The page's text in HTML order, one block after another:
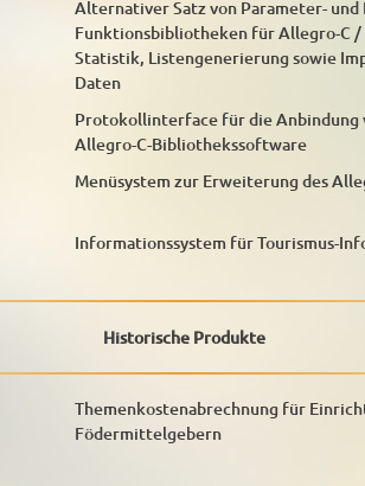
Alternativer Satz von Parameter- und
Funktionsbibliotheken für Allegro-C
Statistik, Listengenerierung sowie
Daten
Protokollinterface für die Anbindung
Allegro-C-Bibliothekssoftware
Menüsystem zur Erweiterung des
Informationssystem für Tourismus-
Historische Produkte
Themenkostenabrechnung für
Födermittelgebern